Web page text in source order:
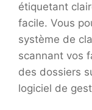
étiquetant
facile. Vous
système de
scannant vos
des dossiers
logiciel de